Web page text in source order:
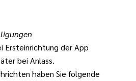
Ersteinrichtung der App
bei Anlass.
haben Sie folgende